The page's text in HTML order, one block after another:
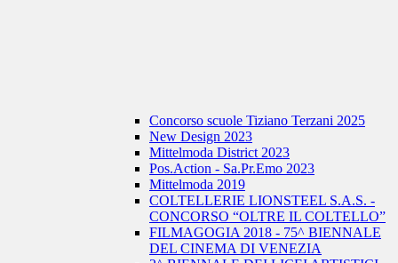
Concorso scuole Tiziano Terzani 2025
New Design 2023
Mittelmoda District 2023
Pos.Action - Sa.Pr.Emo 2023
Mittelmoda 2019
COLTELLERIE LIONSTEEL S.A.S. -
CONCORSO “OLTRE IL COLTELLO”
FILMAGOGIA 2018 - 75^ BIENNALE
DEL CINEMA DI VENEZIA